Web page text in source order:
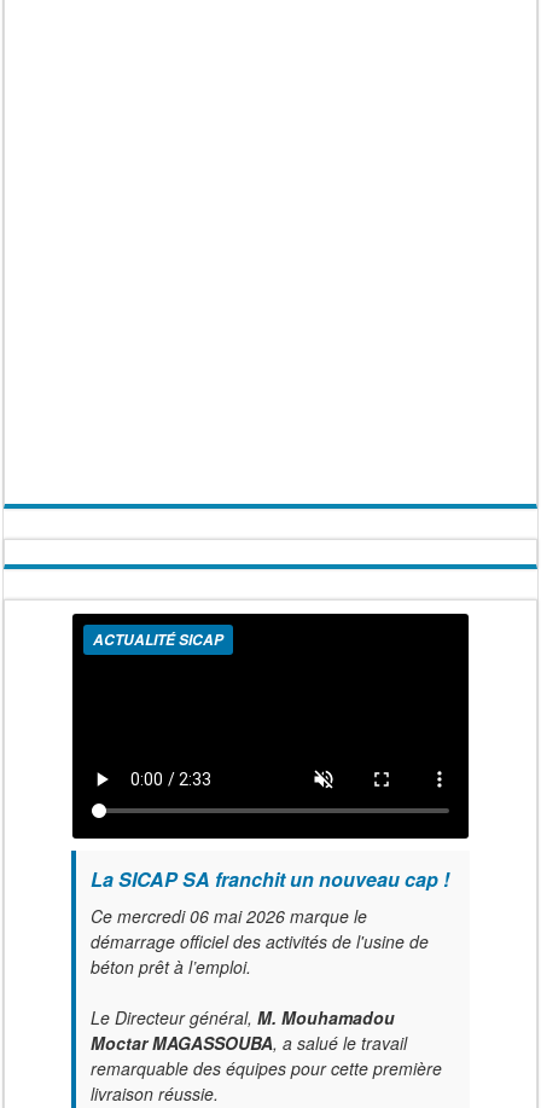
ACTUALITÉ SICAP
La SICAP SA franchit un nouveau cap !
Ce mercredi 06 mai 2026 marque le
démarrage officiel des activités de l'usine de
béton prêt à l’emploi.
Le Directeur général, M. Mouhamadou
Moctar MAGASSOUBA, a salué le travail
remarquable des équipes pour cette première
livraison réussie.